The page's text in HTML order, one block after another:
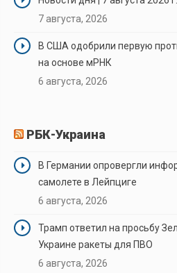
7 августа, 2026
В США одобрили первую
на основе мРНК
6 августа, 2026
РБК-Украина
В Германии опровергли
самолете в Лейпциге
6 августа, 2026
Трамп ответил на просьбу
Украине ракеты для ПВО
6 августа, 2026